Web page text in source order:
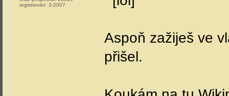
registrován: 3-2007
Aspoň zažiješ ve
přišel.